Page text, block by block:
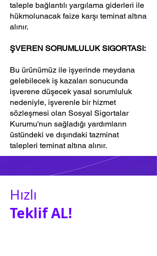
taleple bağlantılı yargılama giderleri ile
hükmolunacak faize karşı teminat altına
alınır.
ŞVEREN SORUMLULUK SIGORTASI:
Bu ürünümüz ile işyerinde meydana
gelebilecek iş kazaları sonucunda
işverene düşecek yasal sorumluluk
nedeniyle, işverenle bir hizmet
sözleşmesi olan Sosyal Sigortalar
Kurumu'nun sağladığı yardımların
üstündeki ve dışındaki tazminat
talepleri teminat altına alınır.
Hızlı
Teklif AL!